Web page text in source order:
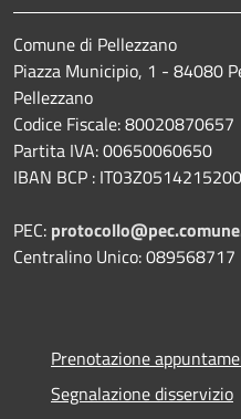
Comune di Pellezzano
Piazza Municipio, 1 - 84080
Pellezzano
Codice Fiscale: 80020870657
Partita IVA: 00650060650
IBAN BCP :
PEC:
Centralino Unico: 089568717
Prenotazione
Segnalazione disservizio